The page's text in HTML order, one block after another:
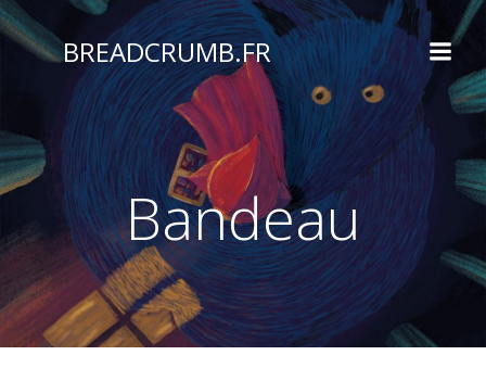
Aller
au
contenu
BREADCRUMB.FR
Bandeau